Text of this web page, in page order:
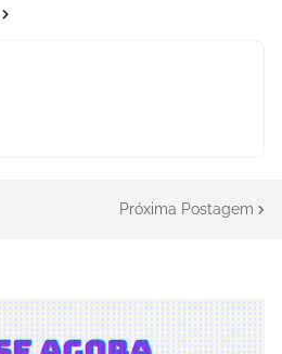
Próxima Postagem